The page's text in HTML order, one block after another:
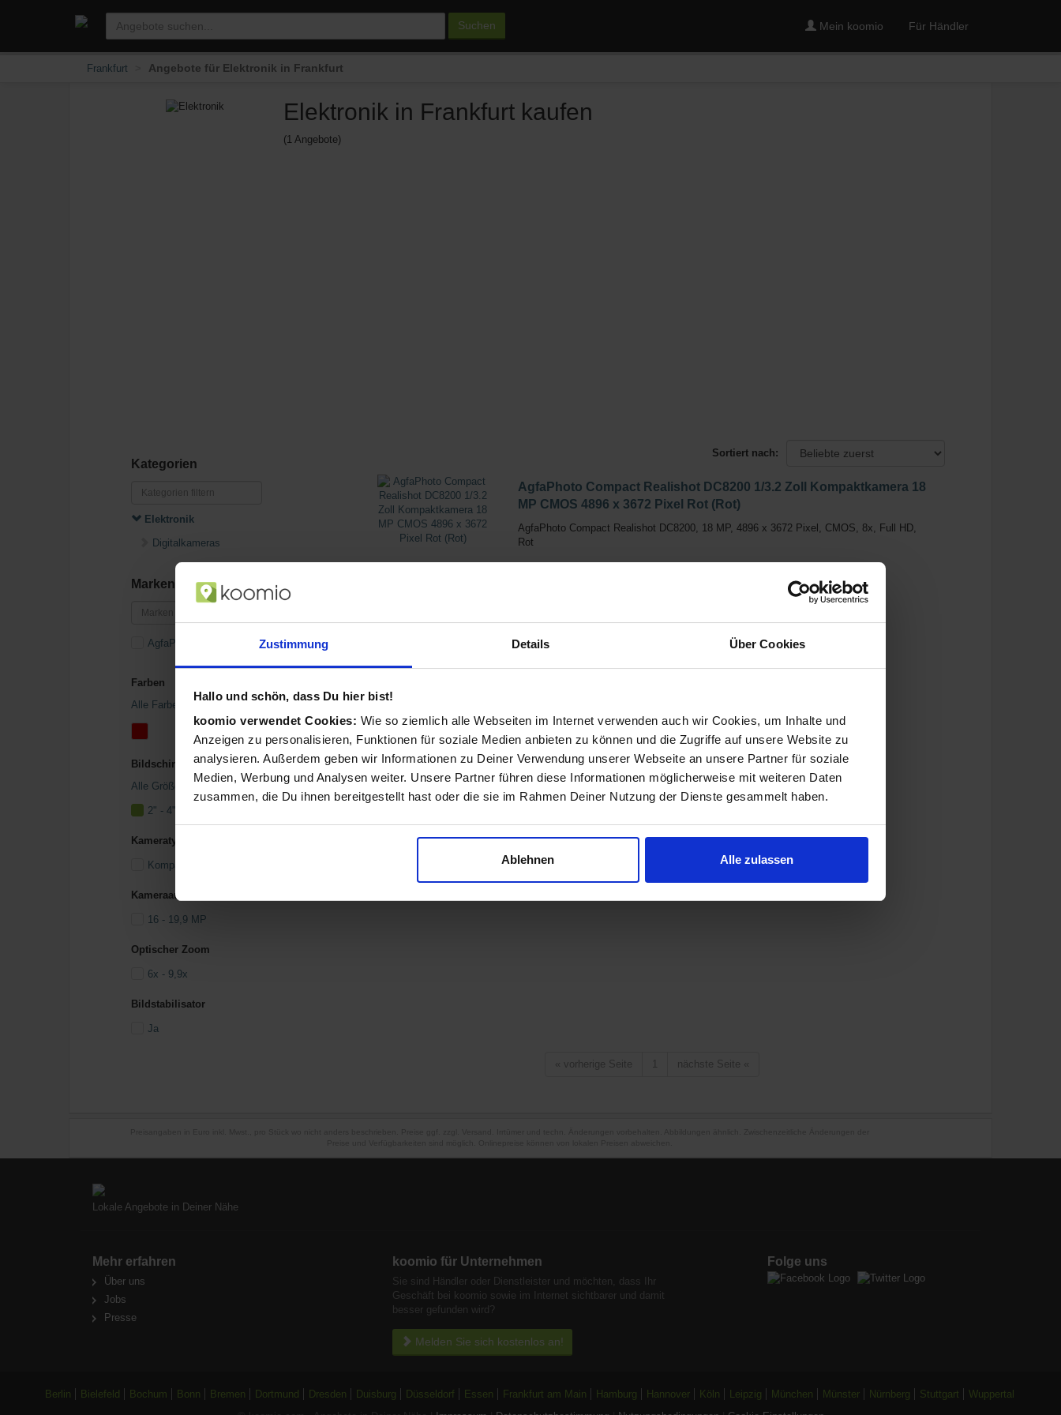
Zustimmung Details Über Cookies
Hallo und schön, dass Du hier bist!
koomio verwendet Cookies: Wie so ziemlich alle Webseiten im Internet verwenden auch wir Cookies, um Inhalte und
Anzeigen zu personalisieren, Funktionen für soziale Medien anbieten zu können und die Zugriffe auf unsere Website zu
analysieren. Außerdem geben wir Informationen zu Deiner Verwendung unserer Webseite an unsere Partner für soziale
Medien, Werbung und Analysen weiter. Unsere Partner führen diese Informationen möglicherweise mit weiteren Daten
zusammen, die Du ihnen bereitgestellt hast oder die sie im Rahmen Deiner Nutzung der Dienste gesammelt haben.
Ablehnen Alle zulassen
Suchen Mein koomio Für Händler
Frankfurt Angebote für Elektronik in Frankfurt
Elektronik in Frankfurt kaufen
(1 Angebote)
Kategorien
Elektronik
Digitalkameras
Marken
AgfaPhoto
Farben
Alle Farben
Bildschirmgröße
Alle Größen
2" - 4" (Zoll)
Kameratyp
Kompaktkamera
Kameraauflösung
16 - 19,9 MP
Optischer Zoom
6x - 9,9x
Bildstabilisator
Ja
Sortiert nach:
AgfaPhoto Compact Realishot DC8200 1/3.2 Zoll Kompaktkamera 18
MP CMOS 4896 x 3672 Pixel Rot (Rot)
AgfaPhoto Compact Realishot DC8200, 18 MP, 4896 x 3672 Pixel, CMOS, 8x, Full HD,
Rot
vorherige Seite 1 nächste Seite
Lokale Angebote in Deiner Nähe
Mehr erfahren
Über uns
Jobs
Presse
koomio für Unternehmen
Sie sind Händler oder Dienstleister und möchten, dass Ihr
Geschäft bei koomio sowie im Internet sichtbarer und damit
besser gefunden wird?
Melden Sie sich kostenlos an!
Folge uns
Berlin Bielefeld Bochum Bonn Bremen Dortmund Dresden Duisburg Düsseldorf Essen Frankfurt am Main Hamburg Hannover Köln Leipzig München Münster Nürnberg Stuttgart
Wuppertal